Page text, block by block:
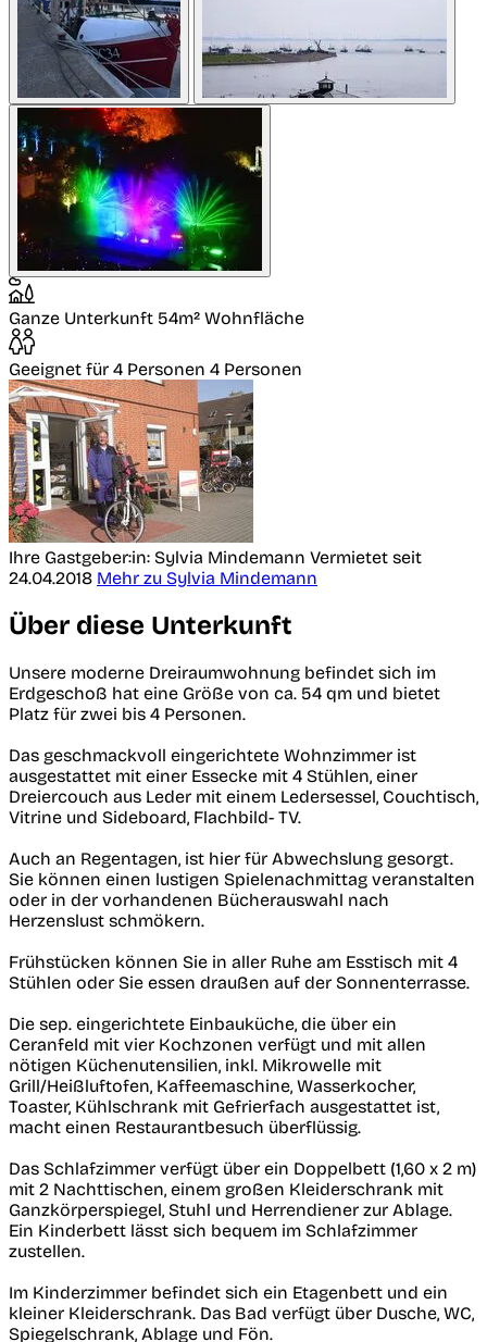
Ganze Unterkunft 54m² Wohnfläche
Geeignet für 4 Personen 4 Personen
Ihre Gastgeber:in: Sylvia Mindemann Vermietet seit
24.04.2018 Mehr zu Sylvia Mindemann
Über diese Unterkunft
Unsere moderne Dreiraumwohnung befindet sich im
Erdgeschoß hat eine Größe von ca. 54 qm und bietet
Platz für zwei bis 4 Personen.
Das geschmackvoll eingerichtete Wohnzimmer ist
ausgestattet mit einer Essecke mit 4 Stühlen, einer
Dreiercouch aus Leder mit einem Ledersessel, Couchtisch,
Vitrine und Sideboard, Flachbild- TV.
Auch an Regentagen, ist hier für Abwechslung gesorgt.
Sie können einen lustigen Spielenachmittag veranstalten
oder in der vorhandenen Bücherauswahl nach
Herzenslust schmökern.
Frühstücken können Sie in aller Ruhe am Esstisch mit 4
Stühlen oder Sie essen draußen auf der Sonnenterrasse.
Die sep. eingerichtete Einbauküche, die über ein
Ceranfeld mit vier Kochzonen verfügt und mit allen
nötigen Küchenutensilien, inkl. Mikrowelle mit
Grill/Heißluftofen, Kaffeemaschine, Wasserkocher,
Toaster, Kühlschrank mit Gefrierfach ausgestattet ist,
macht einen Restaurantbesuch überflüssig.
Das Schlafzimmer verfügt über ein Doppelbett (1,60 x 2 m)
mit 2 Nachttischen, einem großen Kleiderschrank mit
Ganzkörperspiegel, Stuhl und Herrendiener zur Ablage.
Ein Kinderbett lässt sich bequem im Schlafzimmer
zustellen.
Im Kinderzimmer befindet sich ein Etagenbett und ein
kleiner Kleiderschrank. Das Bad verfügt über Dusche, WC,
Spiegelschrank, Ablage und Fön.